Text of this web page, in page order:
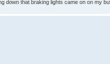
down that braking lights came on on my